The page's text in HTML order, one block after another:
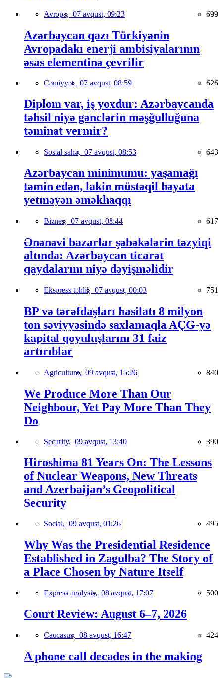
Avropa, 07 avqust, 09:23 699
Azərbaycan qazı Türkiyənin
Avropadakı enerji ambisiyalarının
əsas elementinə çevrilir
Cəmiyyət, 07 avqust, 08:59 626
Diplom var, iş yoxdur: Azərbaycanda
təhsil niyə gənclərin məşğulluğuna
təminat vermir?
Sosial sahə, 07 avqust, 08:53 643
Azərbaycan minimumu: yaşamağı
təmin edən, lakin müstəqil həyata
yetməyən əməkhaqqı
Biznes, 07 avqust, 08:44 617
Ənənəvi bazarlar şəbəkələrin təzyiqi
altında: Azərbaycan ticarət
qaydalarını niyə dəyişməlidir
Ekspress təhlil, 07 avqust, 00:03 751
BP və tərəfdaşları hasilatı 8 milyon
ton səviyyəsində saxlamaqla AÇG-yə
kapital qoyuluşlarını 31 faiz
artırıblar
Agriculture, 09 avqust, 15:26 840
We Produce More Than Our
Neighbour, Yet Pay More Than They
Do
Security, 09 avqust, 13:40 390
Hiroshima 81 Years On: The Lessons
of Nuclear Weapons, New Threats
and Azerbaijan’s Geopolitical
Security
Social, 09 avqust, 01:26 495
Why Was the Presidential Residence
Established in Zagulba? The Story of
a Place Chosen by Nature Itself
Express analysis, 08 avqust, 17:07 500
Court Review: August 6–7, 2026
Caucasus, 08 avqust, 16:47 424
A phone call decades in the making